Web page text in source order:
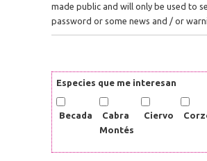
made public and will only be used to
password or some news and / or
Especies que me interesan
Becada
Cabra
Montés
Ciervo